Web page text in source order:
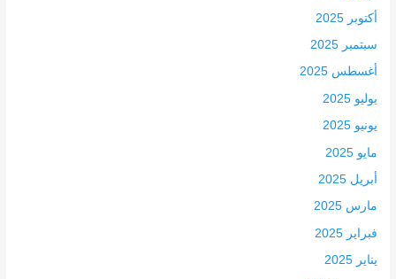
أكتوبر 2025
سبتمبر 2025
أغسطس 2025
يوليو 2025
يونيو 2025
مايو 2025
أبريل 2025
مارس 2025
فبراير 2025
يناير 2025